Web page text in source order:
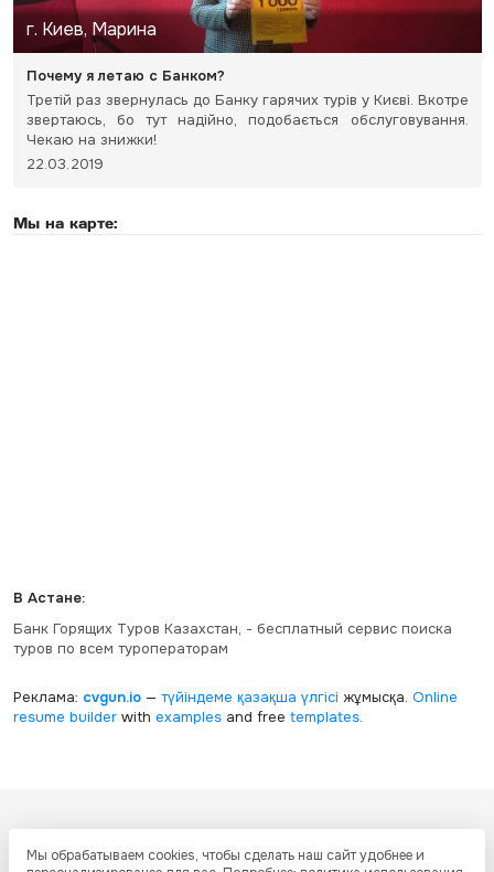
г. Киев, Марина
Почему я летаю с Банком?
Третій раз звернулась до Банку гарячих турів у Києві. Вкотре
звертаюсь, бо тут надійно, подобається обслуговування.
Чекаю на знижки!
22.03.2019
Мы на карте:
В Астане:
Банк Горящих Туров Казахстан, - бесплатный сервис поиска
туров по всем туроператорам
Реклама: cvgun.io— түйіндеме қазақша үлгісі жұмысқа. Online
resume builderwith examplesand free templates.
графическое содержание, структуру и оформление страниц защищены
Мы обрабатываем cookies, чтобы сделать наш сайт удобнее и